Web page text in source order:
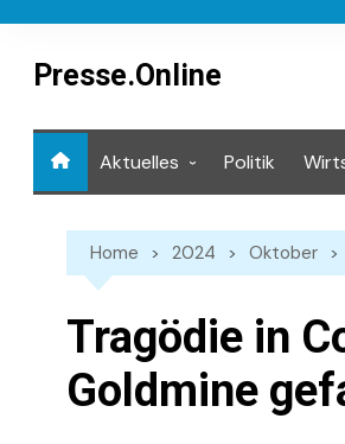
contentPresse.Online
Aktuelles Politik
Home 2024 Oktober
Tragödie in
Goldmine